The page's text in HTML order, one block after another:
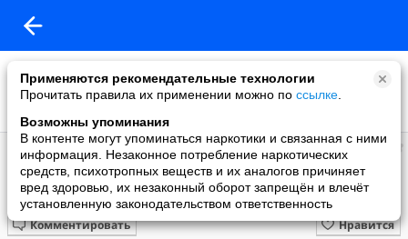
Применяются рекомендательные технологии
Прочитать правила их применении можно по ссылке
Возможны упоминания
В контенте могут упоминаться наркотики и связанная с ними
информация. Незаконное потребление наркотических
средств, психотропных веществ и их аналогов причиняет
вред здоровью, их незаконный оборот запрещён и влечёт
установленную законодательством ответственность
Супер топ
добавил видео
3 июня
Стрижка))
Нравится
Комментировать